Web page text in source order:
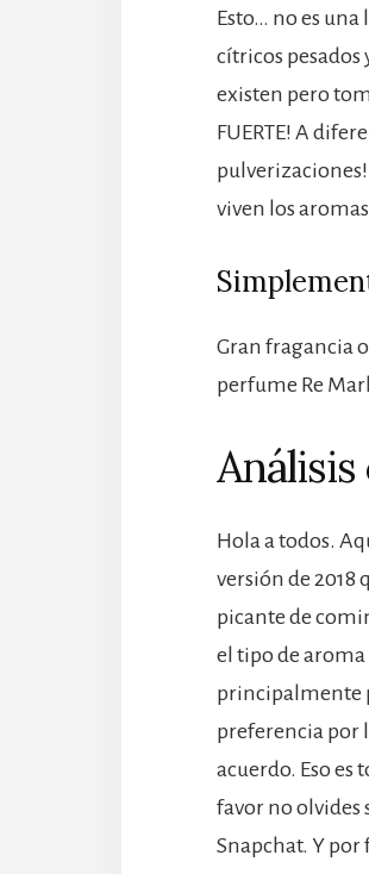
Esto… no es una
cítricos pesados
existen pero
FUERTE! A
viven los
Gran fragancia
perfume Re
Hola a todos.
versión de 2018
picante de
el tipo de aroma
principalmente
preferencia por
acuerdo. Eso es
favor no olvides
Snapchat. Y por